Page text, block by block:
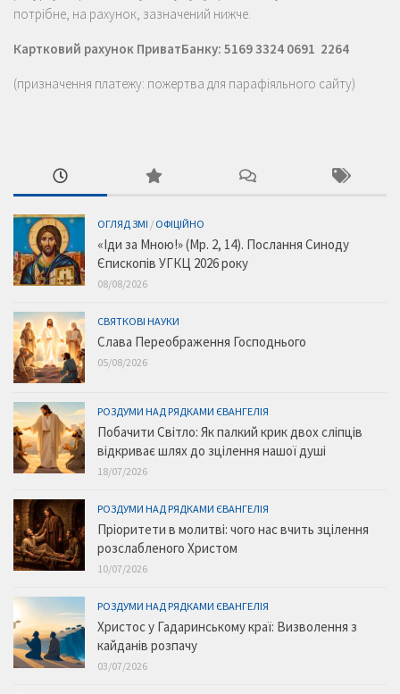
потрібне, на рахунок, зазначений нижче.
Картковий рахунок ПриватБанку: 5169 3324 0691 2264
(призначення платежу: пожертва для парафіяльного сайту)
ОГЛЯД ЗМІ / ОФІЦІЙНО
«Іди за Мною!» (Мр. 2, 14). Послання Синоду
Єпископів УГКЦ 2026 року
08/08/2026
СВЯТКОВІ НАУКИ
Слава Переображення Господнього
05/08/2026
РОЗДУМИ НАД РЯДКАМИ ЄВАНГЕЛІЯ
Побачити Світло: Як палкий крик двох сліпців
відкриває шлях до зцілення нашої душі
18/07/2026
РОЗДУМИ НАД РЯДКАМИ ЄВАНГЕЛІЯ
Пріоритети в молитві: чого нас вчить зцілення
розслабленого Христом
10/07/2026
РОЗДУМИ НАД РЯДКАМИ ЄВАНГЕЛІЯ
Христос у Гадаринському краї: Визволення з
кайданів розпачу
03/07/2026